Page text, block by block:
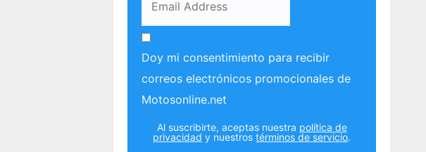
Doy mi consentimiento para recibir
correos electrónicos promocionales de
Motosonline.net
Al suscribirte, aceptas nuestra política de
privacidad y nuestrostérminos de servicio.